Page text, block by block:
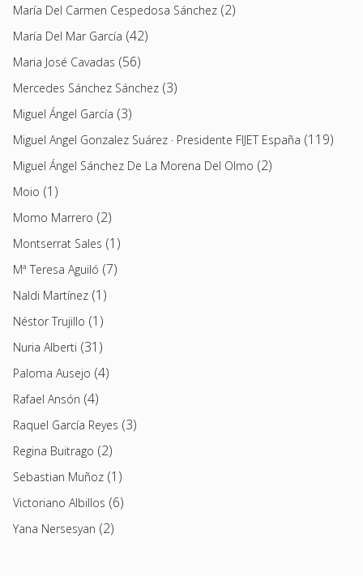
María Del Carmen Cespedosa Sánchez (2)
María Del Mar García (42)
Maria José Cavadas (56)
Mercedes Sánchez Sánchez (3)
Miguel Ángel García (3)
Miguel Angel Gonzalez Suárez · Presidente FIJET España (119)
Miguel Ángel Sánchez De La Morena Del Olmo (2)
Moio (1)
Momo Marrero (2)
Montserrat Sales (1)
Mª Teresa Aguiló (7)
Naldi Martínez (1)
Néstor Trujillo (1)
Nuria Alberti (31)
Paloma Ausejo (4)
Rafael Ansón (4)
Raquel García Reyes (3)
Regina Buitrago (2)
Sebastian Muñoz (1)
Victoriano Albillos (6)
Yana Nersesyan (2)